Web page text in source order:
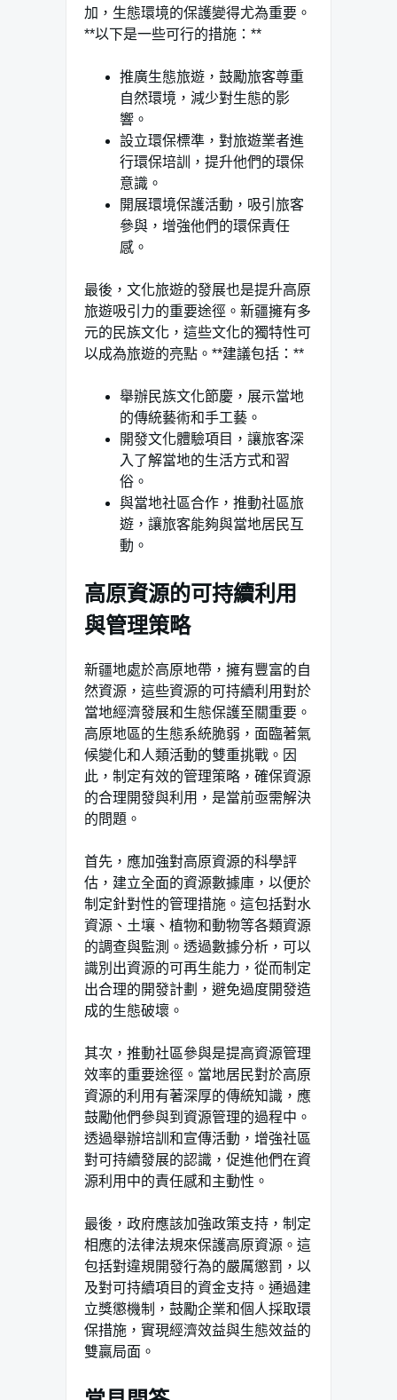
加，生態環境的保護變得尤為重要。
**以下是一些可行的措施：**
推廣生態旅遊，鼓勵旅客尊重
自然環境，減少對生態的影
響。
設立環保標準，對旅遊業者進
行環保培訓，提升他們的環保
意識。
開展環境保護活動，吸引旅客
參與，增強他們的環保責任
感。
最後，文化旅遊的發展也是提升高原
旅遊吸引力的重要途徑。新疆擁有多
元的民族文化，這些文化的獨特性可
以成為旅遊的亮點。**建議包括：**
舉辦民族文化節慶，展示當地
的傳統藝術和手工藝。
開發文化體驗項目，讓旅客深
入了解當地的生活方式和習
俗。
與當地社區合作，推動社區旅
遊，讓旅客能夠與當地居民互
動。
高原資源的可持續利用
與管理策略
新疆地處於高原地帶，擁有豐富的自
然資源，這些資源的可持續利用對於
當地經濟發展和生態保護至關重要。
高原地區的生態系統脆弱，面臨著氣
候變化和人類活動的雙重挑戰。因
此，制定有效的管理策略，確保資源
的合理開發與利用，是當前亟需解決
的問題。
首先，應加強對高原資源的科學評
估，建立全面的資源數據庫，以便於
制定針對性的管理措施。這包括對水
資源、土壤、植物和動物等各類資源
的調查與監測。透過數據分析，可以
識別出資源的可再生能力，從而制定
出合理的開發計劃，避免過度開發造
成的生態破壞。
其次，推動社區參與是提高資源管理
效率的重要途徑。當地居民對於高原
資源的利用有著深厚的傳統知識，應
鼓勵他們參與到資源管理的過程中。
透過舉辦培訓和宣傳活動，增強社區
對可持續發展的認識，促進他們在資
源利用中的責任感和主動性。
最後，政府應該加強政策支持，制定
相應的法律法規來保護高原資源。這
包括對違規開發行為的嚴厲懲罰，以
及對可持續項目的資金支持。通過建
立獎懲機制，鼓勵企業和個人採取環
保措施，實現經濟效益與生態效益的
雙贏局面。